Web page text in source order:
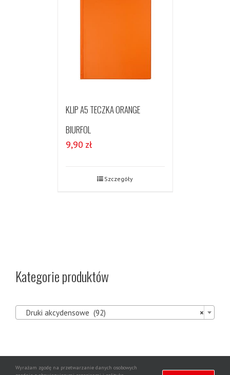
KLIP A5 TECZKA ORANGE
BIURFOL
9,90 zł
Szczegóły
Kategorie produktów
×
Druki akcydensowe (92)
Wyrażam zgodę na przetwarzanie danych osobowych